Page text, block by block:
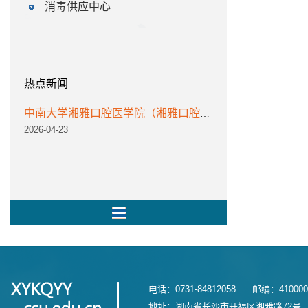
消毒供应中心
热点新闻
2026-04-23
电话：0731-84812058 邮编：410000